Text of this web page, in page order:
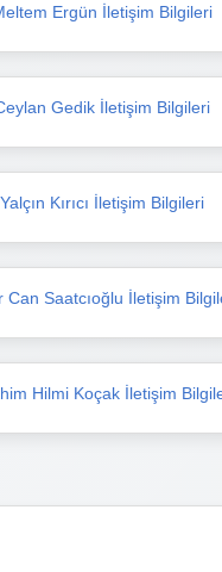
Ergün İletişim Bilgileri
Gedik İletişim Bilgileri
Kırıcı İletişim Bilgileri
Saatcıoğlu İletişim
Hilmi Koçak İletişim